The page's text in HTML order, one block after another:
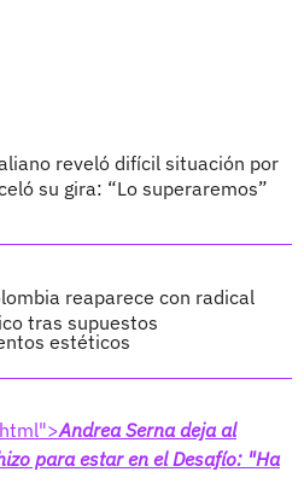
reveló difícil situación por
su gira: “Lo superaremos”
reaparece con radical
tras supuestos
estéticos
Andrea Serna deja al
para estar en el Desafío: "Ha